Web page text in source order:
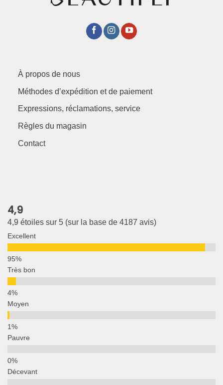
À propos de nous
Méthodes d’expédition et de paiement
Expressions, réclamations, service
Règles du magasin
Contact
4,9
4,9 étoiles sur 5 (sur la base de 4187 avis)
Excellent
Très bon
Moyen
Pauvre
Décevant